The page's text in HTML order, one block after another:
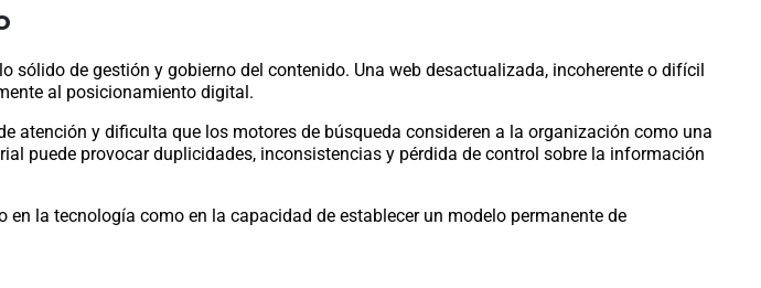
de gestión y gobierno del contenido. Una web desactualizada, incoherente o difícil
al posicionamiento digital.
atención y dificulta que los motores de búsqueda consideren a la organización como una
puede provocar duplicidades, inconsistencias y pérdida de control sobre la información
la tecnología como en la capacidad de establecer un modelo permanente de